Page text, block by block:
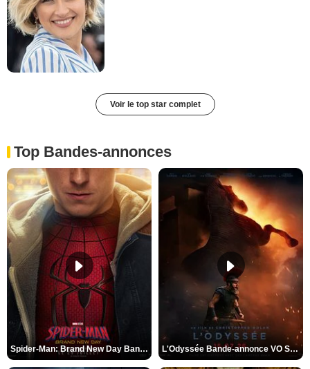
Voir le top star complet
Top Bandes-annonces
Spider-Man: Brand New Day Bande-annonce VO STFR L'Odyssée Bande-annonce VO STFR